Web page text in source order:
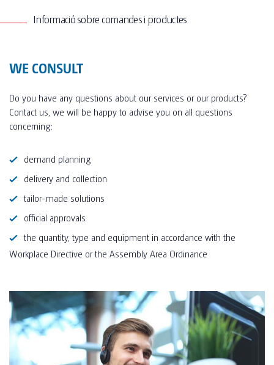
Informació sobre comandes i productes
WE CONSULT
Do you have any questions about our services or our products?
Contact us, we will be happy to advise you on all questions
concerning:
demand planning
delivery and collection
tailor-made solutions
official approvals
the quantity, type and equipment in accordance with the
Workplace Directive or the Assembly Area Ordinance